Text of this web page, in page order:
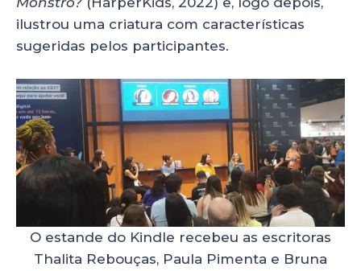
ilustrou uma criatura com características
sugeridas pelos participantes.
O estande do Kindle recebeu as escritoras
Thalita Rebouças, Paula Pimenta e Bruna